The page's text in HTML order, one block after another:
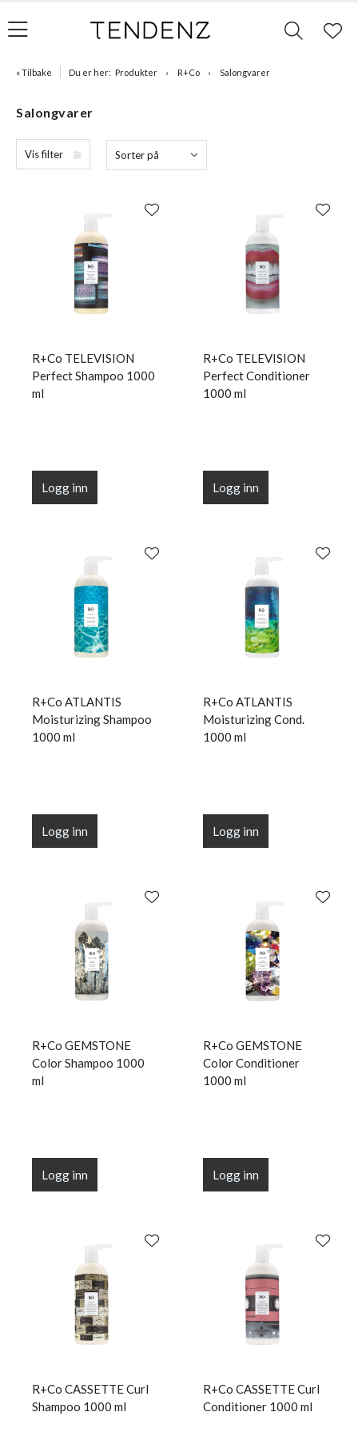
« Tilbake Du er her: Produkter R+Co Salongvarer
Salongvarer
Vis filter Sorter på
R+Co TELEVISION
Perfect Shampoo 1000
ml
Logg inn
R+Co TELEVISION
Perfect Conditioner
1000 ml
Logg inn
R+Co ATLANTIS
Moisturizing Shampoo
1000 ml
Logg inn
R+Co ATLANTIS
Moisturizing Cond.
1000 ml
Logg inn
R+Co GEMSTONE
Color Shampoo 1000
ml
Logg inn
R+Co GEMSTONE
Color Conditioner
1000 ml
Logg inn
R+Co CASSETTE Curl
Shampoo 1000 ml
R+Co CASSETTE Curl
Conditioner 1000 ml